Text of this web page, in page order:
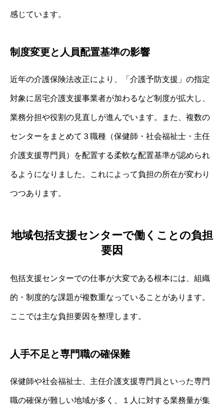
感じています。
制度変更と人員配置基準の影響
近年の介護保険法改正により、「介護予防支援」の指定
対象に居宅介護支援事業者が加わるなど制度が拡大し、
業務分担や役割の見直しが進んでいます。また、複数の
センターをまとめて３職種（保健師・社会福祉士・主任
介護支援専門員）を配置する柔軟な配置基準が認められ
るようになりました。これによって負担の所在が変わり
つつあります。
地域包括支援センターで働くことの負担
要因
包括支援センターでの仕事が大変である根本には、組織
的・制度的な課題が複数重なっていることがあります。
ここでは主な負担要因を整理します。
人手不足と専門職の確保難
保健師や社会福祉士、主任介護支援専門員といった専門
職の確保が難しい地域が多く、１人に対する業務量が集